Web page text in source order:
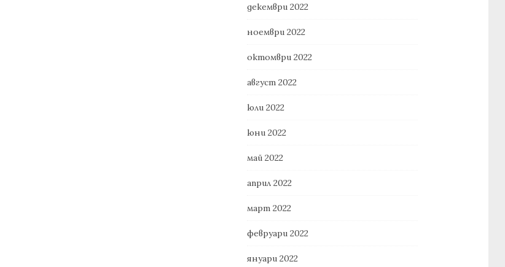
декември 2022
ноември 2022
октомври 2022
август 2022
юли 2022
юни 2022
май 2022
април 2022
март 2022
февруари 2022
януари 2022